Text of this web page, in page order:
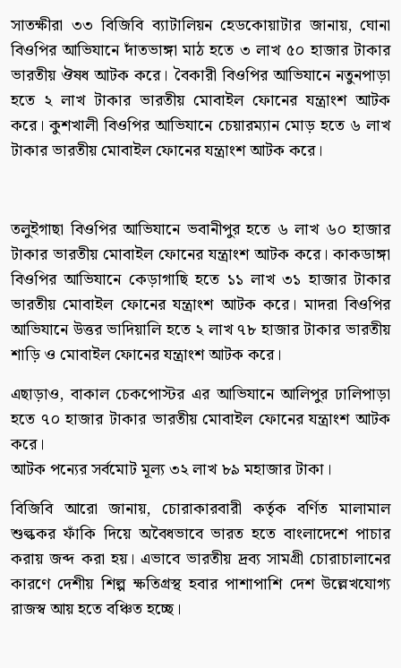
সাতক্ষীরা ৩৩ বিজিবি ব্যাটালিয়ন হেডকোয়াটার জানায়, ঘোনা
বিওপির আভিযানে দাঁতভাঙ্গা মাঠ হতে ৩ লাখ ৫০ হাজার টাকার
ভারতীয় ঔষধ আটক করে। বৈকারী বিওপির আভিযানে নতুনপাড়া
হতে ২ লাখ টাকার ভারতীয় মোবাইল ফোনের যন্ত্রাংশ আটক
করে। কুশখালী বিওপির আভিযানে চেয়ারম্যান মোড় হতে ৬ লাখ
টাকার ভারতীয় মোবাইল ফোনের যন্ত্রাংশ আটক করে।
তলুইগাছা বিওপির আভিযানে ভবানীপুর হতে ৬ লাখ ৬০ হাজার
টাকার ভারতীয় মোবাইল ফোনের যন্ত্রাংশ আটক করে। কাকডাঙ্গা
বিওপির আভিযানে কেড়াগাছি হতে ১১ লাখ ৩১ হাজার টাকার
ভারতীয় মোবাইল ফোনের যন্ত্রাংশ আটক করে। মাদরা বিওপির
আভিযানে উত্তর ভাদিয়ালি হতে ২ লাখ ৭৮ হাজার টাকার ভারতীয়
শাড়ি ও মোবাইল ফোনের যন্ত্রাংশ আটক করে।
এছাড়াও, বাকাল চেকপোস্টর এর আভিযানে আলিপুর ঢালিপাড়া
হতে ৭০ হাজার টাকার ভারতীয় মোবাইল ফোনের যন্ত্রাংশ আটক
করে।
আটক পন্যের সর্বমোট মূল্য ৩২ লাখ ৮৯ মহাজার টাকা।
বিজিবি আরো জানায়, চোরাকারবারী কর্তৃক বর্ণিত মালামাল
শুল্ককর ফাঁকি দিয়ে অবৈধভাবে ভারত হতে বাংলাদেশে পাচার
করায় জব্দ করা হয়। এভাবে ভারতীয় দ্রব্য সামগ্রী চোরাচালানের
কারণে দেশীয় শিল্প ক্ষতিগ্রস্থ হবার পাশাপাশি দেশ উল্লেখযোগ্য
রাজস্ব আয় হতে বঞ্চিত হচ্ছে।